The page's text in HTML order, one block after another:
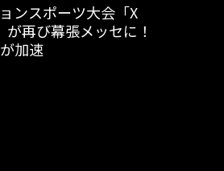
ンスポーツ大会「X
再び幕張メッセに！
加速